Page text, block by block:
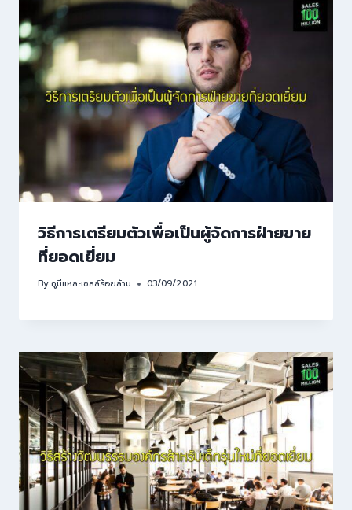
วิธีการเตรียมตัวเพื่อเป็นผู้จัดการฝ่ายขาย
ที่ยอดเยี่ยม
Byกูนี่แหละเซลล์ร้อยล้าน 03/09/2021